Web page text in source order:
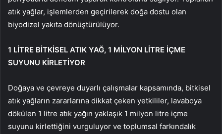
atık yağlar, işlemlerden geçirilerek doğa dostu olan
biyodizel yakıta dönüştürülüyor.
1 LİTRE BİTKİSEL ATIK YAĞ, 1 MİLYON LİTRE İÇME
SUYUNU KİRLETİYOR
Doğaya ve çevreye duyarlı çalışmalar kapsamında, bitkisel
atık yağların zararlarına dikkat çeken yetkililer, lavaboya
dökülen 1 litre atık yağın yaklaşık 1 milyon litre içme
suyunu kirlettiğini vurguluyor ve toplumsal farkındalık